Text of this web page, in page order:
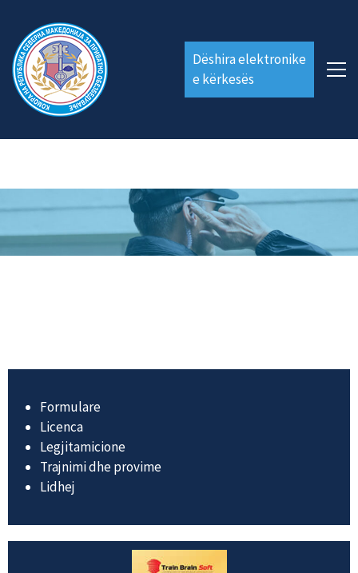
Dëshira elektronike
e kërkesës
Formulare
Licenca
Legjitamicione
Trajnimi dhe provime
Lidhej